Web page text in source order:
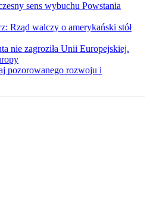
sens wybuchu Powstania
Rząd walczy o amerykański stół
nie zagroziła Unii Europejskiej.
pozorowanego rozwoju i